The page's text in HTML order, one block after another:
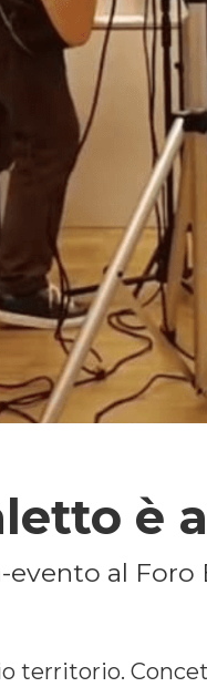
è
evento al Foro
territorio.